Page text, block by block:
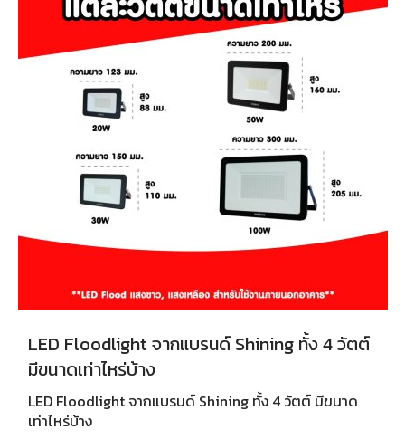
LED Floodlight จากแบรนด์ Shining ทั้ง 4 วัตต์
มีขนาดเท่าไหร่บ้าง
LED Floodlight จากแบรนด์ Shining ทั้ง 4 วัตต์ มีขนาด
เท่าไหร่บ้าง